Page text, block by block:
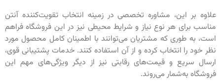
علاوه بر این، مشاوره تخصصی در زمینه انتخاب تقویت‌کننده آنتن
مناسب برای هر نوع نیاز و شرایط محیطی نیز در این فروشگاه فراهم
است، به طوری که مشتریان می‌توانند با اطمینان کامل محصول مورد
نظر خود را انتخاب کرده و از آن استفاده کنند. خدمات پشتیبانی قوی،
ارسال سریع و قیمت‌های رقابتی نیز از دیگر ویژگی‌های مهم این
فروشگاه به‌شمار می‌روند.